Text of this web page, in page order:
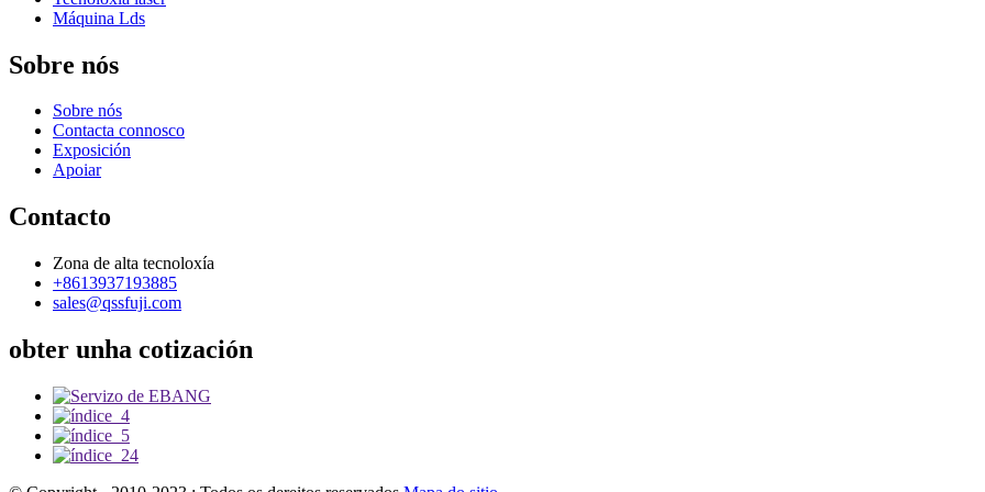
Máquina Lds
Sobre nós
Sobre nós
Contacta connosco
Exposición
Apoiar
Contacto
Zona de alta tecnoloxía
+8613937193885
sales@qssfuji.com
obter unha cotización